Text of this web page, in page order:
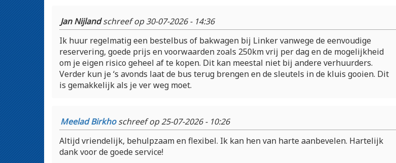
Jan Nijlandschreef op 30-07-2026 - 14:36
Ik huur regelmatig een bestelbus of bakwagen bij Linker vanwege de eenvoudige
reservering, goede prijs en voorwaarden zoals 250km vrij per dag en de mogelijkheid
om je eigen risico geheel af te kopen. Dit kan meestal niet bij andere verhuurders.
Verder kun je ‘s avonds laat de bus terug brengen en de sleutels in de kluis gooien. Dit
is gemakkelijk als je ver weg moet.
Meelad Birkhoschreef op 25-07-2026 - 10:26
Altijd vriendelijk, behulpzaam en flexibel. Ik kan hen van harte aanbevelen. Hartelijk
dank voor de goede service!